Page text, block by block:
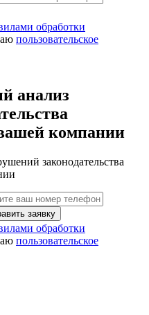
обработки
пользовательское
анализ
компании
законодательства
заявку
обработки
пользовательское